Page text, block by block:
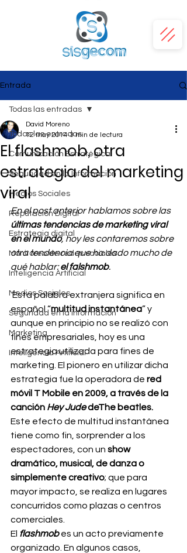
Entrada
Todas las entradas
Comunicación Estratégica
Seguridad en la Información
Medios Sociales
Reputación Digital
Estrategia digital
Monitoreo de redes sociales
Inteligencia Artificial
Medios Sociales
Seguridad en la información
Marketing
Inteligencia Artificial
Todas las entradas
El flashmob, otra
estrategia del marketing
viral
David Moreno
12 may 2014 3 min de lectura
En el post anterior hablamos sobre las
últimas tendencias de marketing viral
en el mundo, hoy les contaremos sobre
otra tendencia que ha dado mucho de
qué hablar: el falshmob.
Esta palabra extranjera significa en
español “multitud instantánea” y
aunque en principio no se realizó con
fines empresariales, hoy es una
estrategia utilizada para fines de
marketing. El pionero en utilizar dicha
estrategia fue la operadora de red
móvil T Mobile en 2009, a través de la
canción Hey Jude deThe beatles.
Este efecto de multitud instantánea
tiene como fin, sorprender a los
espectadores, con un show
dramático, musical, de danza o
simplemente creativo; que para
mayor impacto, se realiza en lugares
concurridos como plazas o centros
comerciales.
El flashmob es un acto previamente
organizado. En algunos casos,